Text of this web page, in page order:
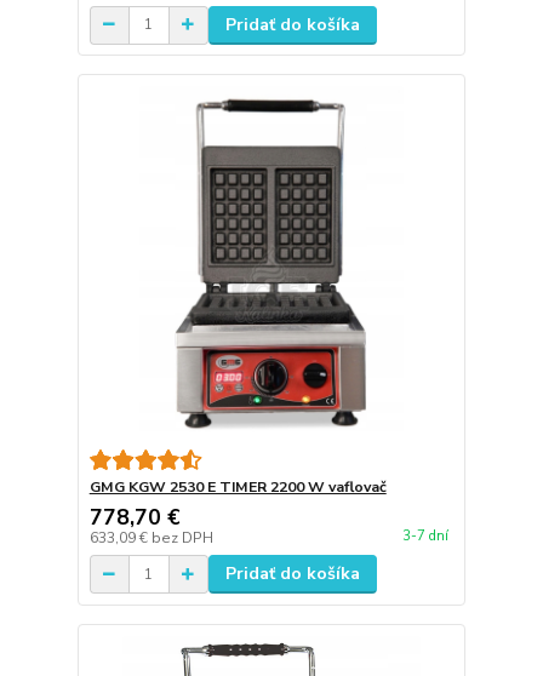
Pridať do košíka
GMG KGW 2530 E TIMER 2200 W vaflovač
778,70 €
633,09 € bez DPH 3-7 dní
Pridať do košíka